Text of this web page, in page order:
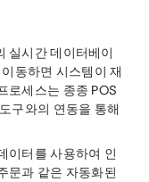
실시간 데이터베이
동하면 시스템이 재
로세스는 종종 POS
구와의 연동을 통해
이터를 사용하여 인
문과 같은 자동화된